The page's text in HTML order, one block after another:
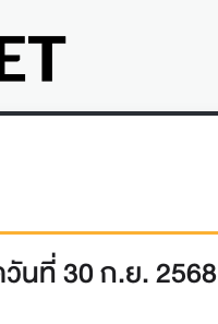
นที่ 30 ก.ย. 2568